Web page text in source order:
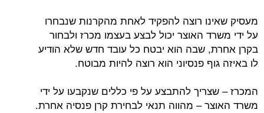
מעסיק שאינו רוצה להפקיד לאחת מהקרנות שנבחרו
על ידי משרד האוצר יכול לבצע בעצמו מכרז ולבחור
בקרן אחרת, שבה הוא יבטח כל עובד חדש שלא הודיע
לו באיזה גוף פנסיוני הוא רוצה להיות מבוטח.
המכרז – שצריך להתבצע על פי כללים שנקבעו על ידי
משרד האוצר – מהווה תנאי לבחירת קרן פנסיה אחרת.